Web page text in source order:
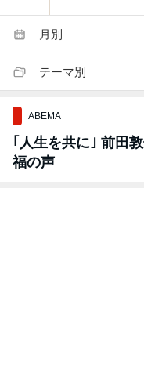
月別
テーマ別
ABEMA
｢人生を共に｣ 前田
福の声